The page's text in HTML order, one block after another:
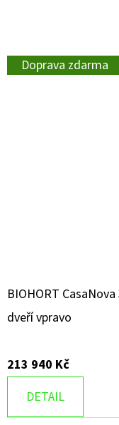
Doprava zdarma
BIOHORT
dveří vpravo
213 940 Kč
DETAIL